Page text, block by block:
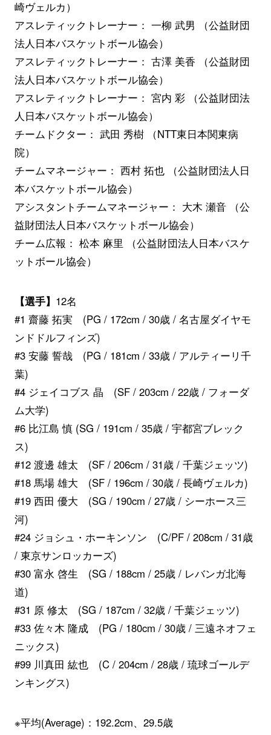
崎ヴェルカ）
アスレティックトレーナー： 一柳 武男 （公益財団
法人日本バスケットボール協会）
アスレティックトレーナー： 古澤 美香 （公益財団
法人日本バスケットボール協会）
アスレティックトレーナー： 宮内 彩 （公益財団法
人日本バスケットボール協会）
チームドクター： 武田 秀樹 （NTT東日本関東病
院）
チームマネージャー： 西村 拓也 （公益財団法人日
本バスケットボール協会）
アシスタントチームマネージャー： 大木 瀬音 （公
益財団法人日本バスケットボール協会）
チーム広報： 松本 麻里 （公益財団法人日本バスケ
ットボール協会）
【選手】 12名
#1 齋藤 拓実 (PG / 172cm / 30歳 / 名古屋ダイヤモ
ンドドルフィンズ)
#3 安藤 誓哉 (PG / 181cm / 33歳 / アルティーリ千
葉)
#4 ジェイコブス 晶 (SF / 203cm / 22歳 / フォーダ
ム大学)
#6 比江島 慎 (SG / 191cm / 35歳 / 宇都宮ブレック
ス)
#12 渡邊 雄太 (SF / 206cm / 31歳 / 千葉ジェッツ)
#18 馬場 雄大 (SF / 196cm / 30歳 / 長崎ヴェルカ)
#19 西田 優大 (SG / 190cm / 27歳 / シーホース三
河)
#24 ジョシュ・ホーキンソン (C/PF / 208cm / 31歳
/ 東京サンロッカーズ)
#30 富永 啓生 (SG / 188cm / 25歳 / レバンガ北海
道)
#31 原 修太 (SG / 187cm / 32歳 / 千葉ジェッツ)
#33 佐々木 隆成 (PG / 180cm / 30歳 / 三遠ネオフェ
ニックス)
#99 川真田 紘也 (C / 204cm / 28歳 / 琉球ゴールデ
ンキングス)
※平均(Average)：192.2cm、29.5歳